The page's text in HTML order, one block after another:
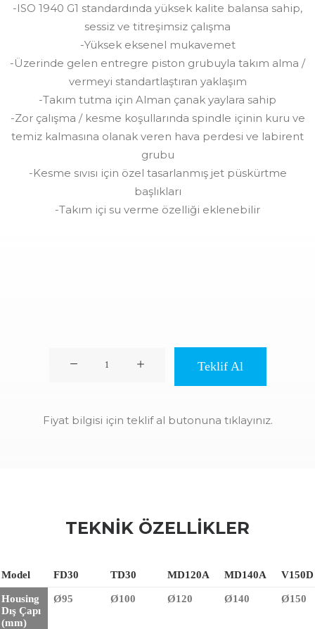
-ISO 1940 G1 standardında yüksek kalite balansa sahip,
sessiz ve titreşimsiz çalışma
-Yüksek eksenel mukavemet
-Üzerinde gelen entregre piston grubuyla takım alma /
vermeyi standartlaştıran yaklaşım
-Takım tutma için Alman çanak yaylara sahip
-Zor çalışma / kesme koşullarında spindle içinin kuru ve
temiz kalmasına olanak veren hava perdesi ve labirent
grubu
-Kesme sıvısı için özel tasarlanmış jet püskürtme
başlıkları
-Takım içi su verme özelliği eklenebilir
Aktarmalı)
Teklif Al
Fiyat bilgisi için teklif al butonuna tıklayınız.
TEKNIK ÖZELLIKLER
Model FD30 TD30 MD120A MD140A V150D
Housing
Dış Çapı
(mm)
Ø95 Ø100 Ø120 Ø140 Ø150